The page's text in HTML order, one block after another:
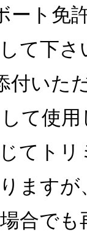
ート免
て下さ
付いた
て使用
てト
ます
合で